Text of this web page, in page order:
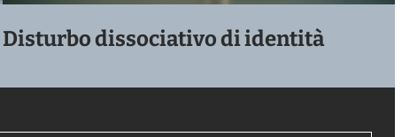
Disturbo dissociativo di identità